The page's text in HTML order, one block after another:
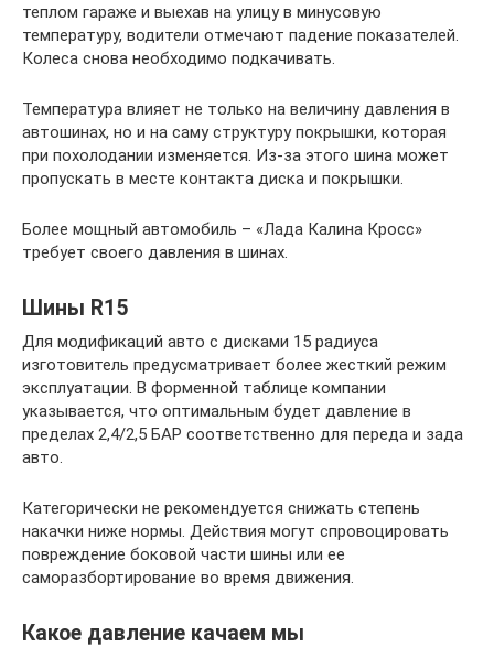
теплом гараже и выехав на улицу в минусовую
температуру, водители отмечают падение показателей.
Колеса снова необходимо подкачивать.
Температура влияет не только на величину давления в
автошинах, но и на саму структуру покрышки, которая
при похолодании изменяется. Из-за этого шина может
пропускать в месте контакта диска и покрышки.
Более мощный автомобиль – «Лада Калина Кросс»
требует своего давления в шинах.
Шины R15
Для модификаций авто с дисками 15 радиуса
изготовитель предусматривает более жесткий режим
эксплуатации. В форменной таблице компании
указывается, что оптимальным будет давление в
пределах 2,4/2,5 БАР соответственно для переда и зада
авто.
Категорически не рекомендуется снижать степень
накачки ниже нормы. Действия могут спровоцировать
повреждение боковой части шины или ее
саморазбортирование во время движения.
Какое давление качаем мы